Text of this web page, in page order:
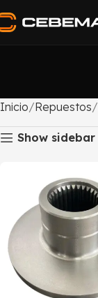
Inicio Repuestos
Show sidebar